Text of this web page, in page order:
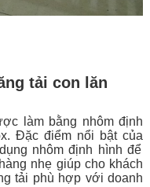
tải con lăn
làm bằng nhôm định
Đặc điểm nổi bật của
nhôm định hình để
nhẹ giúp cho khách
tải phù hợp với doanh